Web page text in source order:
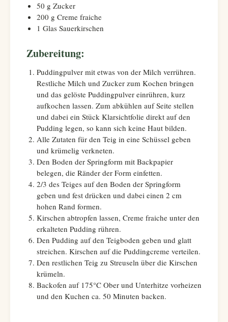
50 g Zucker
200 g Creme fraiche
1 Glas Sauerkirschen
Zubereitung:
Puddingpulver mit etwas von der Milch verrühren.
Restliche Milch und Zucker zum Kochen bringen
und das gelöste Puddingpulver einrühren, kurz
aufkochen lassen. Zum abkühlen auf Seite stellen
und dabei ein Stück Klarsichtfolie direkt auf den
Pudding legen, so kann sich keine Haut bilden.
Alle Zutaten für den Teig in eine Schüssel geben
und krümelig verkneten.
Den Boden der Springform mit Backpapier
belegen, die Ränder der Form einfetten.
2/3 des Teiges auf den Boden der Springform
geben und fest drücken und dabei einen 2 cm
hohen Rand formen.
Kirschen abtropfen lassen, Creme fraiche unter den
erkalteten Pudding rühren.
Den Pudding auf den Teigboden geben und glatt
streichen. Kirschen auf die Puddingcreme verteilen.
Den restlichen Teig zu Streuseln über die Kirschen
krümeln.
Backofen auf 175°C Ober und Unterhitze vorheizen
und den Kuchen ca. 50 Minuten backen.